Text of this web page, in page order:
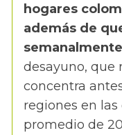
hogares
además de
desayuno, que
concentra
regiones en
promedio de